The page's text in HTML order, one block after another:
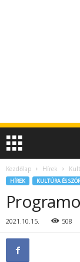
Kezdőlap Hírek
HÍREK KULTÚRA ÉS
2021.10.15. 508